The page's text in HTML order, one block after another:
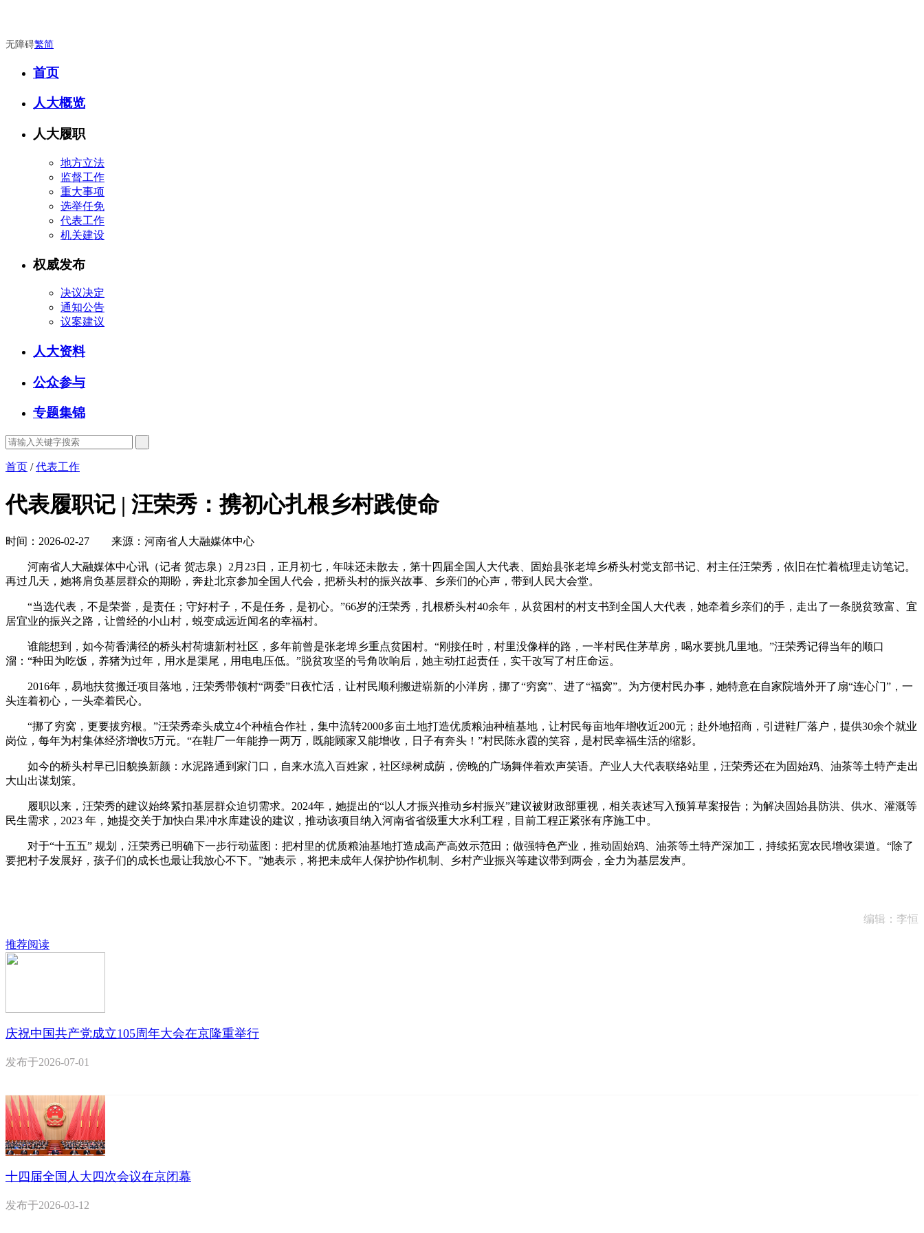
无障碍繁简
首页
人大概览
人大履职
地方立法
监督工作
重大事项
选举任免
代表工作
机关建设
权威发布
决议决定
通知公告
议案建议
人大资料
公众参与
专题集锦
首页 /代表工作
代表履职记 | 汪荣秀：携初心扎根乡村践使命
时间：2026-02-27 来源：河南省人大融媒体中心
河南省人大融媒体中心讯（记者 贺志泉）2月23日，正月初七，年味还未散去，第十四届全国人大代表、固始县张老埠乡桥头村党支部书记、村主任汪荣秀，依旧在忙着梳理走访笔记。
再过几天，她将肩负基层群众的期盼，奔赴北京参加全国人代会，把桥头村的振兴故事、乡亲们的心声，带到人民大会堂。
“当选代表，不是荣誉，是责任；守好村子，不是任务，是初心。”66岁的汪荣秀，扎根桥头村40余年，从贫困村的村支书到全国人大代表，她牵着乡亲们的手，走出了一条脱贫致富、宜
居宜业的振兴之路，让曾经的小山村，蜕变成远近闻名的幸福村。
谁能想到，如今荷香满径的桥头村荷塘新村社区，多年前曾是张老埠乡重点贫困村。“刚接任时，村里没像样的路，一半村民住茅草房，喝水要挑几里地。”汪荣秀记得当年的顺口
溜：“种田为吃饭，养猪为过年，用水是渠尾，用电电压低。”脱贫攻坚的号角吹响后，她主动扛起责任，实干改写了村庄命运。
2016年，易地扶贫搬迁项目落地，汪荣秀带领村“两委”日夜忙活，让村民顺利搬进崭新的小洋房，挪了“穷窝”、进了“福窝”。为方便村民办事，她特意在自家院墙外开了扇“连心门”，一
头连着初心，一头牵着民心。
“挪了穷窝，更要拔穷根。”汪荣秀牵头成立4个种植合作社，集中流转2000多亩土地打造优质粮油种植基地，让村民每亩地年增收近200元；赴外地招商，引进鞋厂落户，提供30余个就业
岗位，每年为村集体经济增收5万元。“在鞋厂一年能挣一两万，既能顾家又能增收，日子有奔头！”村民陈永霞的笑容，是村民幸福生活的缩影。
如今的桥头村早已旧貌换新颜：水泥路通到家门口，自来水流入百姓家，社区绿树成荫，傍晚的广场舞伴着欢声笑语。产业人大代表联络站里，汪荣秀还在为固始鸡、油茶等土特产走出
大山出谋划策。
履职以来，汪荣秀的建议始终紧扣基层群众迫切需求。2024年，她提出的“以人才振兴推动乡村振兴”建议被财政部重视，相关表述写入预算草案报告；为解决固始县防洪、供水、灌溉等
民生需求，2023 年，她提交关于加快白果冲水库建设的建议，推动该项目纳入河南省省级重大水利工程，目前工程正紧张有序施工中。
对于“十五五” 规划，汪荣秀已明确下一步行动蓝图：把村里的优质粮油基地打造成高产高效示范田；做强特色产业，推动固始鸡、油茶等土特产深加工，持续拓宽农民增收渠道。“除了
要把村子发展好，孩子们的成长也最让我放心不下。”她表示，将把未成年人保护协作机制、乡村产业振兴等建议带到两会，全力为基层发声。
编辑：李恒
推荐阅读
庆祝中国共产党成立105周年大会在京隆重举行
发布于2026-07-01
十四届全国人大四次会议在京闭幕
发布于2026-03-12